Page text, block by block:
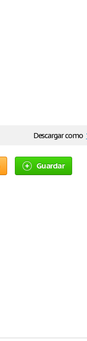
Descargar como
Guardar